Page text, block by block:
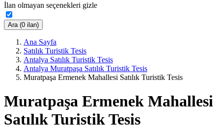
İlan olmayan seçenekleri gizle
Ara (0 ilan)
Ana Sayfa
Satılık Turistik Tesis
Antalya Satılık Turistik Tesis
Antalya Muratpaşa Satılık Turistik Tesis
Muratpaşa Ermenek Mahallesi Satılık Turistik Tesis
Muratpaşa Ermenek Mahallesi
Satılık Turistik Tesis